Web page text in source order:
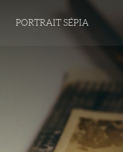
PORTRAIT SÉPIA